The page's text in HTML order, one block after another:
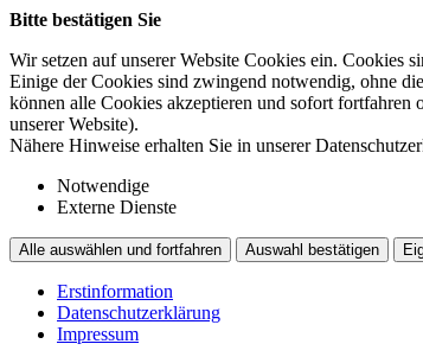
Bitte bestätigen Sie
Wir setzen auf unserer Website Cookies ein. Cookies
Einige der Cookies sind zwingend notwendig, ohne
können alle Cookies akzeptieren und sofort
unserer Website).
Nähere Hinweise erhalten Sie in unserer
Notwendige
Externe Dienste
Alle auswählen und fortfahren Auswahl bestätigen
Erstinformation
Datenschutzerklärung
Impressum